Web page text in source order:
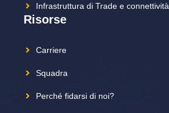
Infrastruttura di Trade e connettività
Risorse
Carriere
Squadra
Perché fidarsi di noi?